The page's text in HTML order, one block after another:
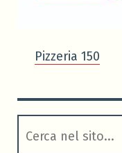
Pizzeria 150